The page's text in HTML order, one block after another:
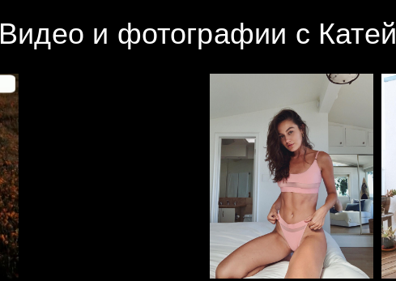
Видео и фотографии с Катей